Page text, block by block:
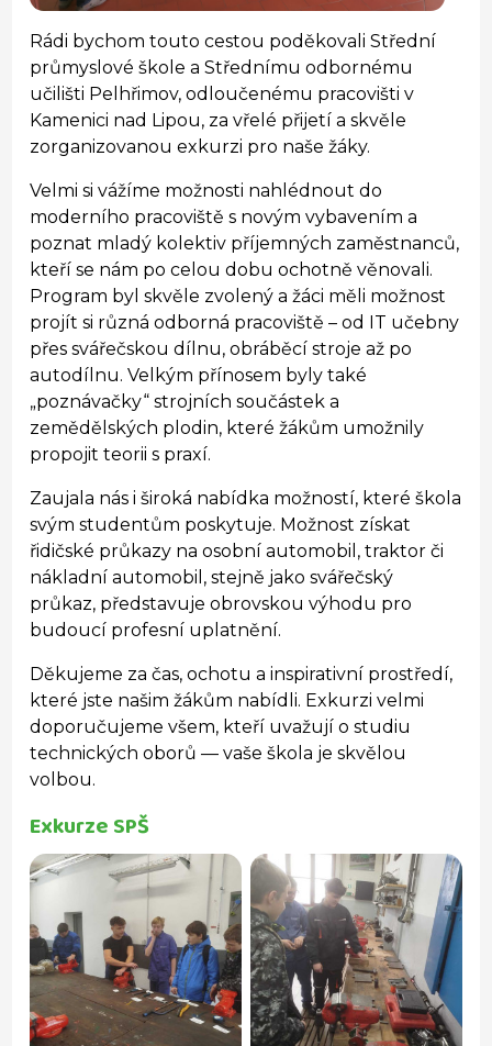
Rádi bychom touto cestou poděkovali Střední
průmyslové škole a Střednímu odbornému
učilišti Pelhřimov, odloučenému pracovišti v
Kamenici nad Lipou, za vřelé přijetí a skvěle
zorganizovanou exkurzi pro naše žáky.
Velmi si vážíme možnosti nahlédnout do
moderního pracoviště s novým vybavením a
poznat mladý kolektiv příjemných zaměstnanců,
kteří se nám po celou dobu ochotně věnovali.
Program byl skvěle zvolený a žáci měli možnost
projít si různá odborná pracoviště – od IT učebny
přes svářečskou dílnu, obráběcí stroje až po
autodílnu. Velkým přínosem byly také
„poznávačky“ strojních součástek a
zemědělských plodin, které žákům umožnily
propojit teorii s praxí.
Zaujala nás i široká nabídka možností, které škola
svým studentům poskytuje. Možnost získat
řidičské průkazy na osobní automobil, traktor či
nákladní automobil, stejně jako svářečský
průkaz, představuje obrovskou výhodu pro
budoucí profesní uplatnění.
Děkujeme za čas, ochotu a inspirativní prostředí,
které jste našim žákům nabídli. Exkurzi velmi
doporučujeme všem, kteří uvažují o studiu
technických oborů — vaše škola je skvělou
volbou.
Exkurze SPŠ